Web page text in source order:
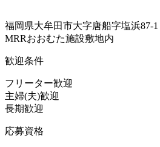
福岡県大牟田市大字唐船字塩浜87-1
MRRおおむた施設敷地内
歓迎条件
フリーター歓迎
主婦(夫)歓迎
長期歓迎
応募資格